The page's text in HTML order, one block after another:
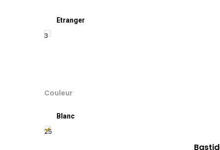
Etranger
3
Couleur
Blanc
25